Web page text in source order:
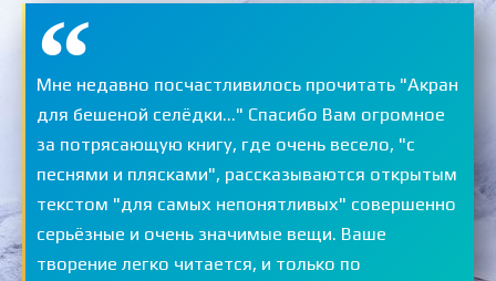
Мне недавно посчастливилось прочитать "Акран
для бешеной селёдки..." Спасибо Вам огромное
за потрясающую книгу, где очень весело, "с
песнями и плясками", рассказываются открытым
текстом "для самых непонятливых" совершенно
серьёзные и очень значимые вещи. Ваше
творение легко читается, и только по